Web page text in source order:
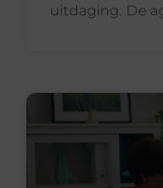
uitdaging. De